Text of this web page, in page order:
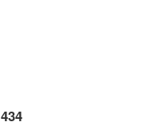
434